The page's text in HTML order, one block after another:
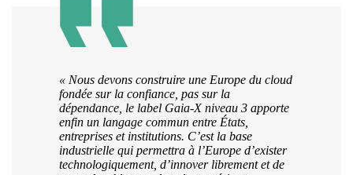
« Nous devons construire une Europe du cloud
fondée sur la confiance, pas sur la
dépendance, le label Gaia-X niveau 3 apporte
enfin un langage commun entre États,
entreprises et institutions. C’est la base
industrielle qui permettra à l’Europe d’exister
technologiquement, d’innover librement et de